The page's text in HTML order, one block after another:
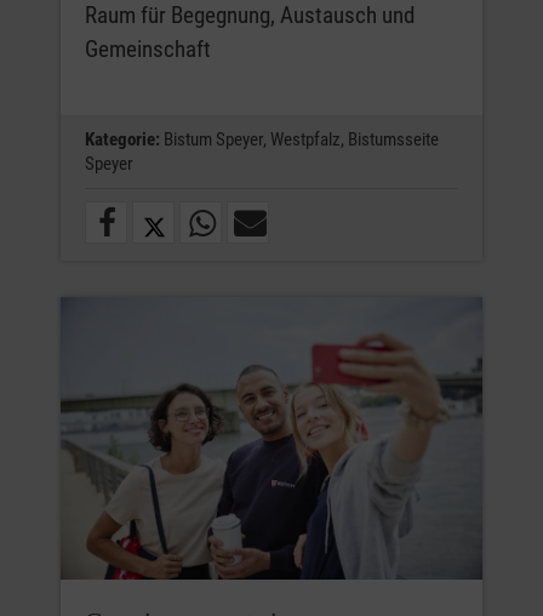
Raum für Begegnung, Austausch und
Gemeinschaft
Kategorie: Bistum Speyer, Westpfalz, Bistumsseite
Speyer